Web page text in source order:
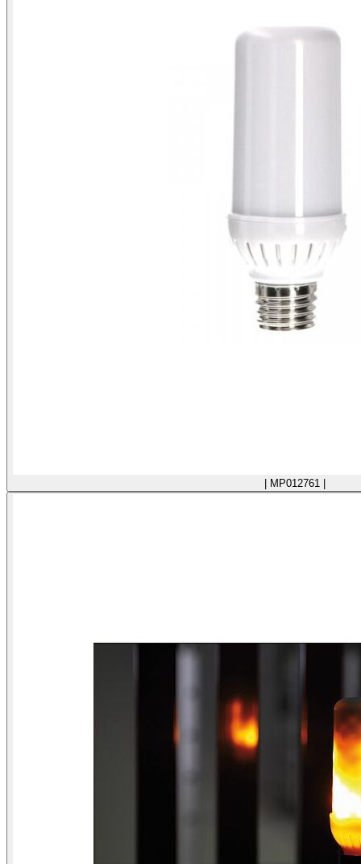
| MP012761 |